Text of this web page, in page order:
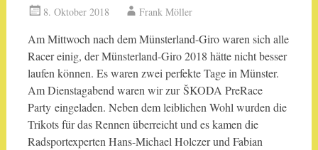
8. Oktober 2018 Frank Möller
Am Mittwoch nach dem Münsterland-Giro waren sich alle
Racer einig, der Münsterland-Giro 2018 hätte nicht besser
laufen können. Es waren zwei perfekte Tage in Münster.
Am Dienstagabend waren wir zur ŠKODA PreRace
Party eingeladen. Neben dem leiblichen Wohl wurden die
Trikots für das Rennen überreicht und es kamen die
Radsportexperten Hans-Michael Holczer und Fabian